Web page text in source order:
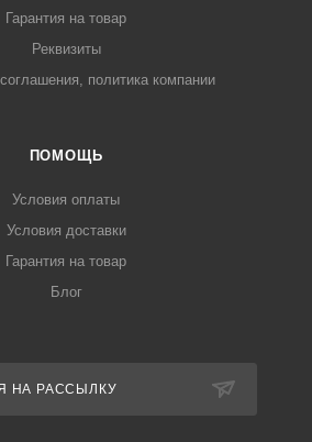
Гарантия на товар
Реквизиты
политика компании
ПОМОЩЬ
Условия оплаты
Условия доставки
Гарантия на товар
Блог
НА РАССЫЛКУ